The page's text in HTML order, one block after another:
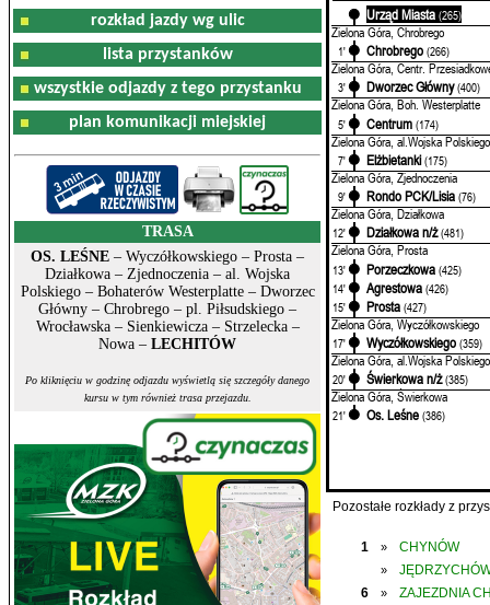
rozkład jazdy wg ulic
lista przystanków
wszystkie odjazdy z tego przystanku
plan komunikacji miejskiej
TRASA
OS. LEŚNE – Wyczółkowskiego – Prosta –
Działkowa – Zjednoczenia – al. Wojska
Polskiego – Bohaterów Westerplatte – Dworzec
Główny – Chrobrego – pl. Piłsudskiego –
Wrocławska – Sienkiewicza – Strzelecka –
Nowa – LECHITÓW
Po kliknięciu w godzinę odjazdu wyświetlą się szczegóły danego
kursu w tym również trasa przejazdu.
Urząd Miasta (265)
Zielona Góra, Chrobrego
1' Chrobrego (266)
Zielona Góra, Centr.
3' Dworzec Główny (400)
Zielona Góra, Boh. Westerplatte
5' Centrum (174)
Zielona Góra, al.Wojska Polskiego
7' Elżbietanki (175)
Zielona Góra, Zjednoczenia
9' Rondo PCK/Lisia (76)
Zielona Góra, Działkowa
12' Działkowa n/ż (481)
Zielona Góra, Prosta
13' Porzeczkowa (425)
14'
Agrestowa (426)
15'
Prosta (427)
Zielona Góra, Wyczółkowskiego
17' Wyczółkowskiego (359)
Zielona Góra, al.Wojska Polskiego
20' Świerkowa n/ż (385)
Zielona Góra, Świerkowa
21' Os. Leśne (386)
Pozostałe rozkłady z
1 » CHYNÓW
»
6
» ZAJEZDNIA